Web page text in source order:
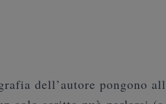
dell’autore pongono